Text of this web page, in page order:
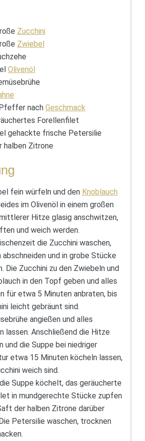
Zucchini
Zwiebel
Olivenöl
nach Geschmack
Forellenfilet
gehackte frische Petersilie
halben Zitrone
fein würfeln und den Knoblauch
im Olivenöl in einem großen
Hitze glasig anschwitzen,
und weich werden.
die Zucchini waschen,
abschneiden und in grobe Stücke
Die Zucchini zu den Zwiebeln und
in den Topf geben und alles
für etwa 5 Minuten anbraten, bis
leicht gebräunt sind.
angießen und alles
lassen. Anschließend die Hitze
und die Suppe bei niedriger
etwa 15 Minuten köcheln lassen,
weich sind.
Suppe köchelt, das geräucherte
in mundgerechte Stücke zupfen
der halben Zitrone darüber
Petersilie waschen, trocknen